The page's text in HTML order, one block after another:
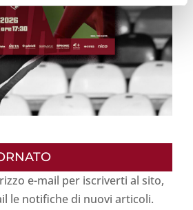
e-mail per iscriverti al sito,
le notifiche di nuovi articoli.